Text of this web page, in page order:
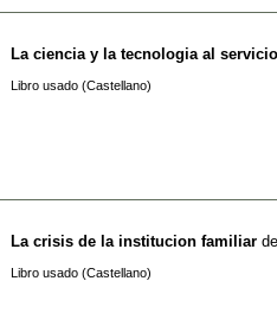
La ciencia y la tecnologia al
Libro usado (Castellano)
La crisis de la institucion familiar de
Libro usado (Castellano)